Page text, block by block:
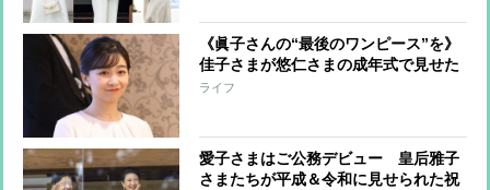
《眞子さんの“最後のワンピース”を》
佳子さまが悠仁さまの成年式で見せた
「お姉さまとともに」の思い
ライフ
愛子さまはご公務デビュー 皇后雅子
さまたちが平成＆令和に見せられた祝